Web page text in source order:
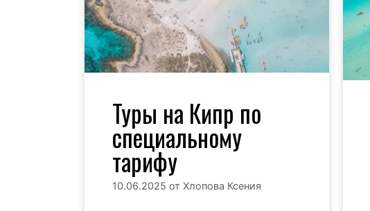
Туры на Кипр по
специальному
тарифу
10.06.2025 от Хлопова Ксения